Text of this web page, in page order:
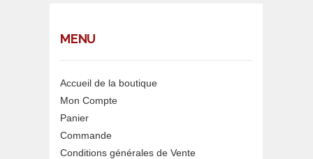
MENU
Accueil de la boutique
Mon Compte
Panier
Commande
Conditions générales de Vente